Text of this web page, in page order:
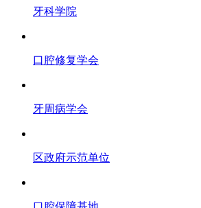
牙科学院
口腔修复学会
牙周病学会
区政府示范单位